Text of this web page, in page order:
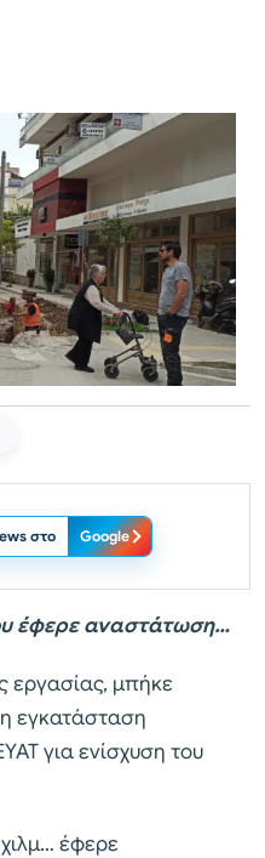
στο Google
έφερε αναστάτωση…
εργασίας, μπήκε
εγκατάσταση
για ενίσχυση του
έφερε